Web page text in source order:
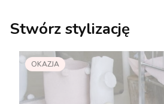
Stwórz stylizację
OKAZJA